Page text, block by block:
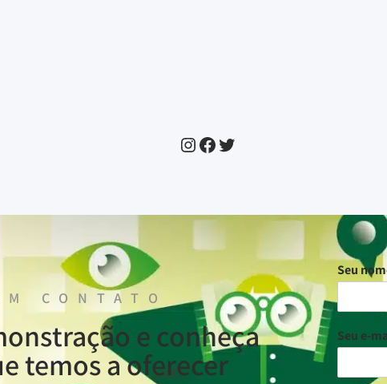
CONTATO
e conheça
temos a oferecer
Seu
Seu e-